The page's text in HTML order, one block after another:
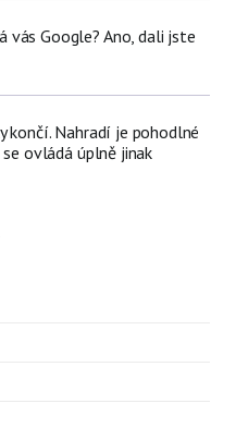
vás Google? Ano, dali jste
končí. Nahradí je pohodlné
ovládá úplně jinak